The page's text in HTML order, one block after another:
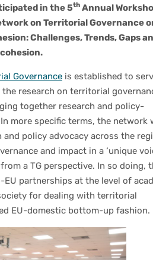
in the 5thAnnual
on Territorial Governance
Challenges, Trends, Gaps
Governanceis established to
research on territorial
together research and policy-
more specific terms, the network
policy advocacy across the
and impact in a ‘unique
a TG perspective. In so doing,
partnerships at the level of
for dealing with territorial
EU-domestic bottom-up fashion.